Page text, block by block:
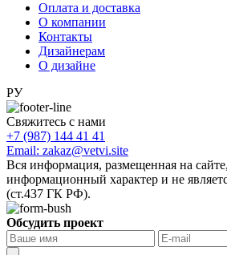
Оплата и доставка
О компании
Контакты
Дизайнерам
О дизайне
РУ
Свяжитесь с нами
+7 (987) 144 41 41
Email: zakaz@vetvi.site
Вся информация, размещенная на
информационный характер и не
(ст.437 ГК РФ).
Обсудить проект